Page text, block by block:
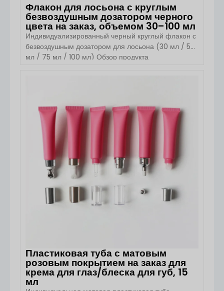
Флакон для лосьона с круглым
безвоздушным дозатором черного
цвета на заказ, объемом 30–100 мл
Индивидуализированный черный круглый флакон с
безвоздушным дозатором для лосьона (30 мл / 50
мл / 75 мл / 100 мл) Обзор продукта
гигиеничной дозировки без попадания воздуха. Этот
флакон с безвоздушным дозатором, изготовленный
из высококачественного полипропилена (PP),
доступен в объёмах 30 мл, 50 мл, 75 мл и 100 мл.
Его […]
Пластиковая туба с матовым
розовым покрытием на заказ для
крема для глаз/блеска для губ, 15
мл